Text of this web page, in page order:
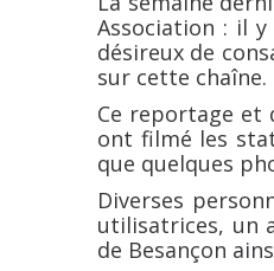
Association : il
désireux de
sur cette chaîne.
Ce reportage et
ont filmé les
que quelques
Diverses
utilisatrices, un
de Besançon